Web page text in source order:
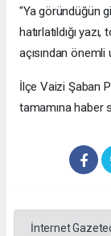
"Ya göründüğün
hatırlatıldığı
açısından önemli
​İlçe Vaizi Şaban
tamamına haber
İnternet